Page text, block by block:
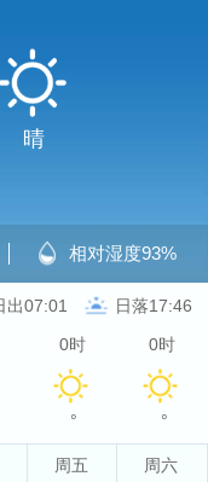
晴
相对湿度93%
出07:01 日落17:46
0时
°
0时
°
周五 周六